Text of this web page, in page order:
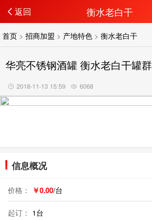
返回 衡水老白干
首页 >招商加盟 > 产地特色 >衡水老白干
华亮不锈钢酒罐 衡水老白干罐群
2018-11-13 15:59 6068
信息概况
价格： ￥0.00/台
起订： 1台